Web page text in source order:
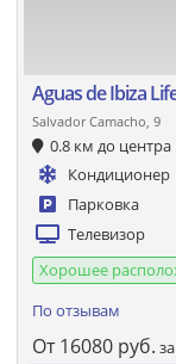
Aguas de Ibiza
Salvador Camacho, 9
0.8 км до центра
Кондиционер
Парковка
Телевизор
Хорошее
По отзывам
От 16080 руб.